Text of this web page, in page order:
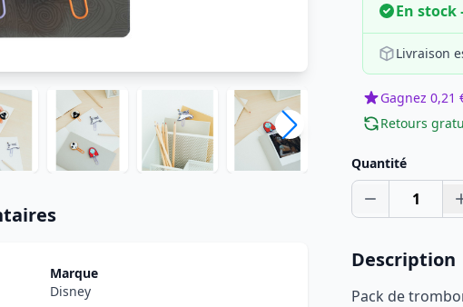
Marque
Disney
En
Livraison
Gagnez
Retours
Quantité
1
Description
Pack de